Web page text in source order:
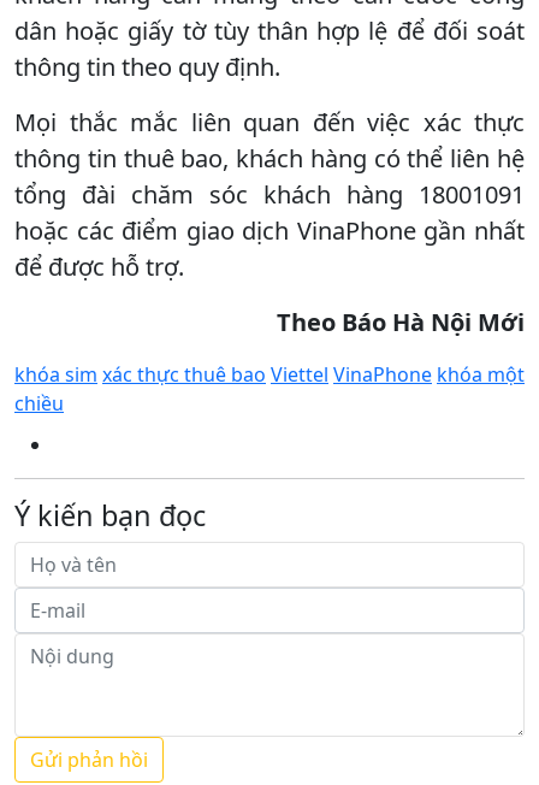
dân hoặc giấy tờ tùy thân hợp lệ để đối soát
thông tin theo quy định.
Mọi thắc mắc liên quan đến việc xác thực
thông tin thuê bao, khách hàng có thể liên hệ
tổng đài chăm sóc khách hàng 18001091
hoặc các điểm giao dịch VinaPhone gần nhất
để được hỗ trợ.
Theo Báo Hà Nội Mới
khóa sim xác thực thuê bao Viettel VinaPhone khóa một
chiều
Ý kiến bạn đọc